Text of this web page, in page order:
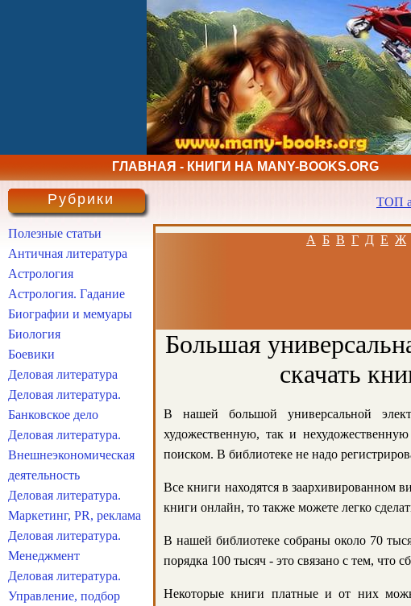
ГЛАВНАЯ - КНИГИ НА MANY-BOOKS.ORG
ТОП
А Б В Г Д Е Ж
Большая
скачать
В нашей большой универсальной
художественную, так и
поиском. В библиотеке не надо
Все книги находятся в заархивированном
книги онлайн, то также можете легко
В нашей библиотеке собраны около 70
порядка 100 тысяч - это связано с тем,
Некоторые книги платные и от них
Рубрики
Полезные статьи
Античная литература
Астрология
Астрология. Гадание
Биографии и мемуары
Биология
Боевики
Деловая литература
Деловая литература.
Банковское дело
Деловая литература.
Внешнеэкономическая
деятельность
Деловая литература.
Маркетинг, PR, реклама
Деловая литература.
Менеджмент
Деловая литература.
Управление, подбор